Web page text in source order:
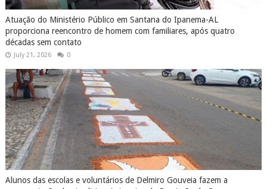
Atuação do Ministério Público em Santana do Ipanema-AL
proporciona reencontro de homem com familiares, após quatro
décadas sem contato
July 21, 2026 0
Alunos das escolas e voluntários de Delmiro Gouveia fazem a